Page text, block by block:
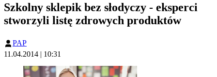
Szkolny sklepik bez słodyczy - eksperci
stworzyli listę zdrowych produktów
PAP
11.04.2014 | 10:31